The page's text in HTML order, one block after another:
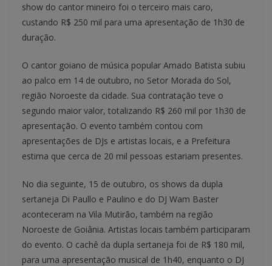
show do cantor mineiro foi o terceiro mais caro,
custando R$ 250 mil para uma apresentação de 1h30 de
duração.
O cantor goiano de música popular Amado Batista subiu
ao palco em 14 de outubro, no Setor Morada do Sol,
região Noroeste da cidade. Sua contratação teve o
segundo maior valor, totalizando R$ 260 mil por 1h30 de
apresentação. O evento também contou com
apresentações de DJs e artistas locais, e a Prefeitura
estima que cerca de 20 mil pessoas estariam presentes.
No dia seguinte, 15 de outubro, os shows da dupla
sertaneja Di Paullo e Paulino e do DJ Wam Baster
aconteceram na Vila Mutirão, também na região
Noroeste de Goiânia. Artistas locais também participaram
do evento. O cachê da dupla sertaneja foi de R$ 180 mil,
para uma apresentação musical de 1h40, enquanto o DJ